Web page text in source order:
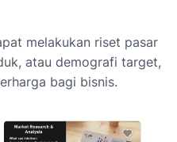
melakukan riset pasar
atau demografi target,
bagi bisnis.